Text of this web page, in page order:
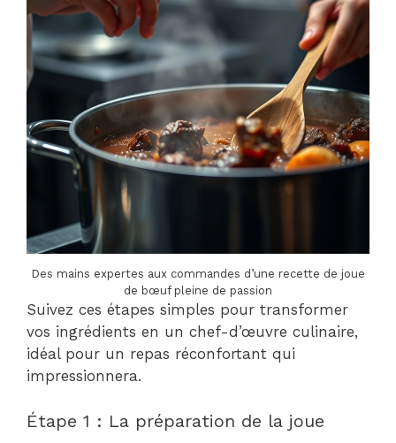
Des mains expertes aux commandes d’une recette de joue
de bœuf pleine de passion
Suivez ces étapes simples pour transformer
vos ingrédients en un chef-d’œuvre culinaire,
idéal pour un repas réconfortant qui
impressionnera.
Étape 1 : La préparation de la joue